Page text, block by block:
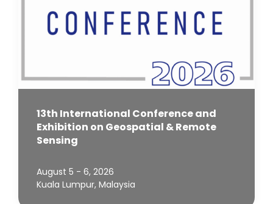
13th International Conference and
Exhibition on Geospatial & Remote
Sensing
August 5 - 6, 2026
Kuala Lumpur, Malaysia